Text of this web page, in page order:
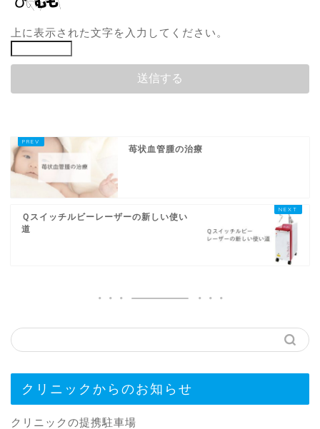
上に表示された文字を入力してください。
苺状血管腫の治療
Ｑスイッチルビーレーザーの新しい使い
道
クリニックからのお知らせ
クリニックの提携駐車場